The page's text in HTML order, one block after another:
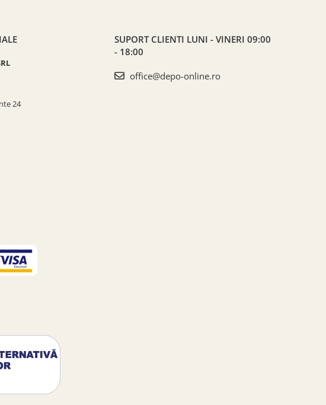
24
SUPORT CLIENTI LUNI - VINERI 09:00
- 18:00
office@depo-online.ro